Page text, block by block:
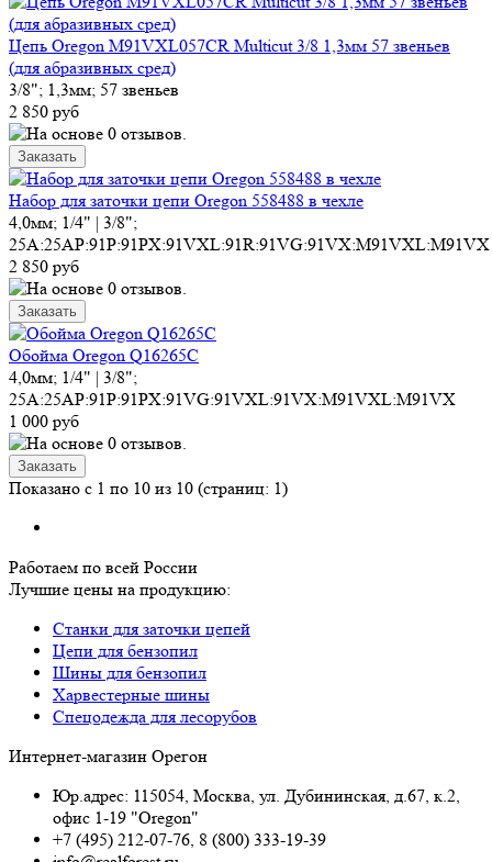
Цепь Oregon M91VXL057CR Multicut 3/8 1,3мм 57 звеньев
(для абразивных сред)
3/8"; 1,3мм; 57 звеньев
2 850 руб
Набор для заточки цепи Oregon 558488 в чехле
4,0мм; 1/4" | 3/8";
25A:25AP:91P:91PX:91VXL:91R:91VG:91VX:M91VXL:M91VX
2 850 руб
Обойма Oregon Q16265C
4,0мм; 1/4" | 3/8";
25A:25AP:91P:91PX:91VG:91VXL:91VX:M91VXL:M91VX
1 000 руб
Показано с 1 по 10 из 10 (страниц: 1)
Работаем по всей России
Лучшие цены на продукцию:
Станки для заточки цепей
Цепи для бензопил
Шины для бензопил
Харвестерные шины
Спецодежда для лесорубов
Интернет-магазин Орегон
Юр.адрес: 115054, Москва, ул. Дубининская, д.67, к.2,
офис 1-19 "Oregon"
+7 (495) 212-07-76, 8 (800) 333-19-39